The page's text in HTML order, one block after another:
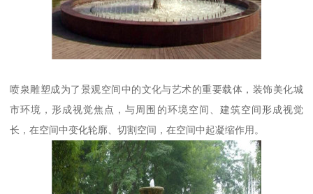
喷泉雕塑成为了景观空间中的文化与艺术的重要载体，装饰美化城
市环境，形成视觉焦点，与周围的环境空间、建筑空间形成视觉
长，在空间中变化轮廓、切割空间，在空间中起凝缩作用。